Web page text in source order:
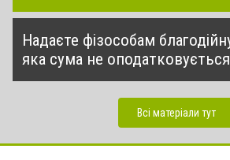
Надаєте фізособам
яка сума не
Всі матеріали тут